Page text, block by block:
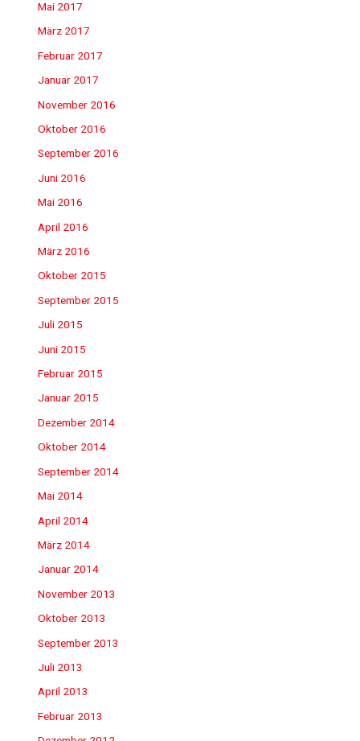
Mai 2017
März 2017
Februar 2017
Januar 2017
November 2016
Oktober 2016
September 2016
Juni 2016
Mai 2016
April 2016
März 2016
Oktober 2015
September 2015
Juli 2015
Juni 2015
Februar 2015
Januar 2015
Dezember 2014
Oktober 2014
September 2014
Mai 2014
April 2014
März 2014
Januar 2014
November 2013
Oktober 2013
September 2013
Juli 2013
April 2013
Februar 2013